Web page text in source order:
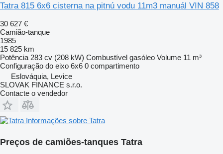
Tatra 815 6x6 cisterna na pitnú vodu 11m3 manuál VIN 858
30 627 €
Camião-tanque
1985
15 825 km
Potência 283 cv (208 kW) Combustível gasóleo Volume 11 m³
Configuração do eixo 6x6 0 compartimento
Eslováquia, Levice
SLOVAK FINANCE s.r.o.
Contacte o vendedor
Informações sobre Tatra
Preços de camiões-tanques Tatra